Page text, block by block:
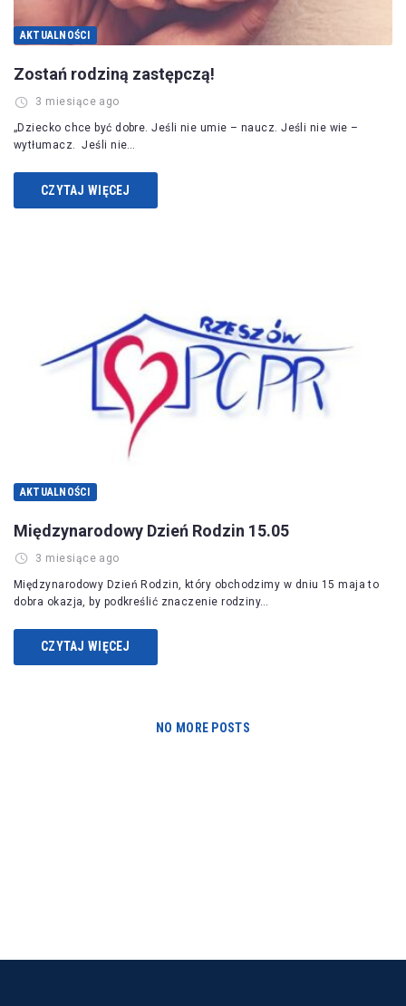
AKTUALNOŚCI
Zostań rodziną zastępczą!
3 miesiące ago
„Dziecko chce być dobre. Jeśli nie umie – naucz. Jeśli nie wie –
wytłumacz. Jeśli nie…
CZYTAJ WIĘCEJ
AKTUALNOŚCI
Międzynarodowy Dzień Rodzin 15.05
3 miesiące ago
Międzynarodowy Dzień Rodzin, który obchodzimy w dniu 15 maja to
dobra okazja, by podkreślić znaczenie rodziny…
CZYTAJ WIĘCEJ
NO MORE POSTS